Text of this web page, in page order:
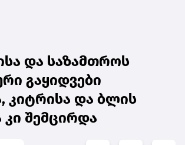
და საზამთროს
გაყიდვები
კიტრისა და ბლის
კი შემცირდა